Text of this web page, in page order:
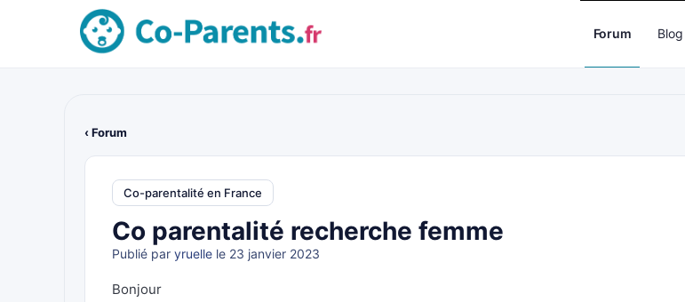
Forum Blog
‹ Forum
Co-parentalité en France
Co parentalité recherche femme
Publié par yruelle le 23 janvier 2023
Bonjour